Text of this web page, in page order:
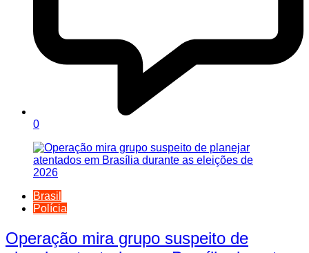
0
Brasil
Polícia
Operação mira grupo suspeito de